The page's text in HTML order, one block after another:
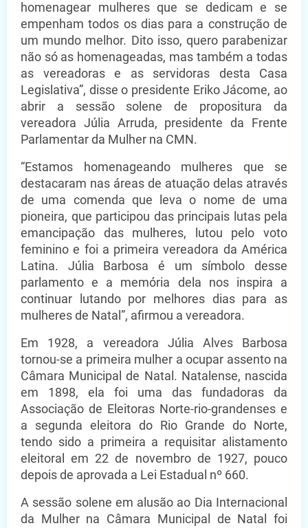
homenagear mulheres que se dedicam e se
empenham todos os dias para a construção de
um mundo melhor. Dito isso, quero parabenizar
não só as homenageadas, mas também a todas
as vereadoras e as servidoras desta Casa
Legislativa”, disse o presidente Eriko Jácome, ao
abrir a sessão solene de propositura da
vereadora Júlia Arruda, presidente da Frente
Parlamentar da Mulher na CMN.
“Estamos homenageando mulheres que se
destacaram nas áreas de atuação delas através
de uma comenda que leva o nome de uma
pioneira, que participou das principais lutas pela
emancipação das mulheres, lutou pelo voto
feminino e foi a primeira vereadora da América
Latina. Júlia Barbosa é um símbolo desse
parlamento e a memória dela nos inspira a
continuar lutando por melhores dias para as
mulheres de Natal”, afirmou a vereadora.
Em 1928, a vereadora Júlia Alves Barbosa
tornou-se a primeira mulher a ocupar assento na
Câmara Municipal de Natal. Natalense, nascida
em 1898, ela foi uma das fundadoras da
Associação de Eleitoras Norte-rio-grandenses e
a segunda eleitora do Rio Grande do Norte,
tendo sido a primeira a requisitar alistamento
eleitoral em 22 de novembro de 1927, pouco
depois de aprovada a Lei Estadual nº 660.
A sessão solene em alusão ao Dia Internacional
da Mulher na Câmara Municipal de Natal foi